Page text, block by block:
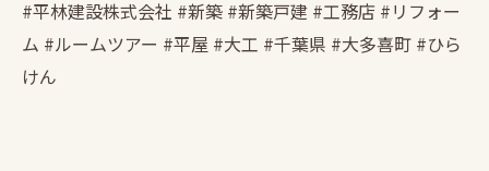
#平林建設株式会社 #新築 #新築戸建 #工務店 #リフォー
ム #ルームツアー #平屋 #大工 #千葉県 #大多喜町 #ひら
けん